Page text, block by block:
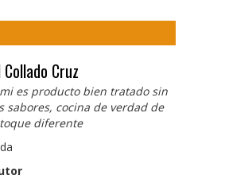
Cruz
es producto bien tratado sin
sabores, cocina de verdad de
diferente